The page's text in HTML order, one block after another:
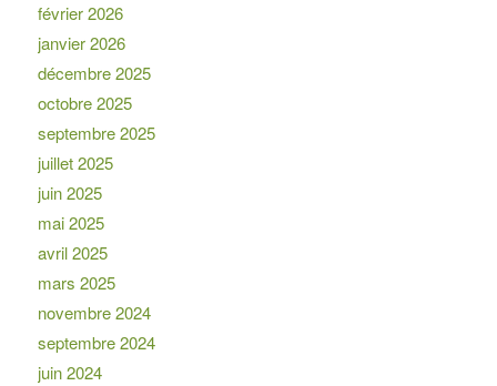
février 2026
janvier 2026
décembre 2025
octobre 2025
septembre 2025
juillet 2025
juin 2025
mai 2025
avril 2025
mars 2025
novembre 2024
septembre 2024
juin 2024